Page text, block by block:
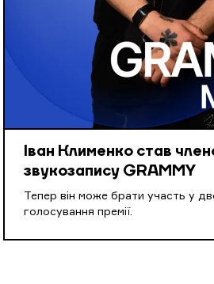
Іван Клименко став
звукозапису GRAMMY
Тепер він може брати участь у
голосування премії.